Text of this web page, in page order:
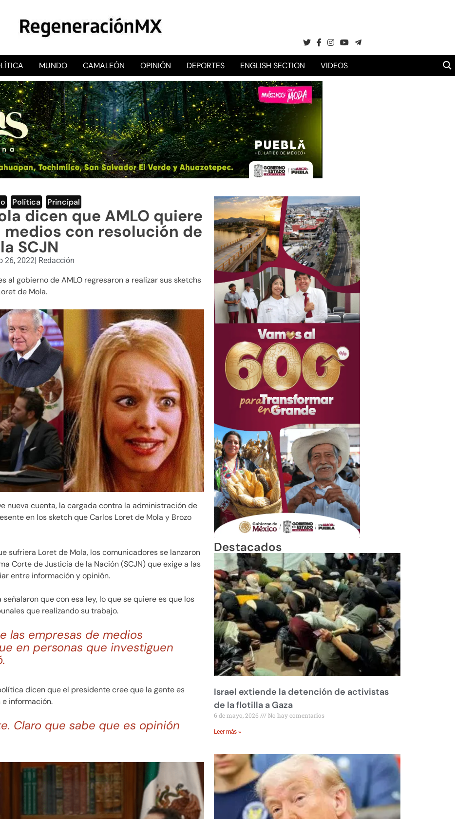
RegeneraciónMX
Sitio de noticias libre e independiente
MUNDO CAMALEÓN OPINIÓN DEPORTES ENGLISH SECTION VIDEOS
Política Principal
dicen que AMLO quiere
con resolución de
la SCJN
26, 2022 Redacción
al gobierno de AMLO regresaron a realizar sus sketchs
de Mola.
nueva cuenta, la cargada contra la administración de
en los sketch que Carlos Loret de Mola y Brozo
sufriera Loret de Mola, los comunicadores se lanzaron
Corte de Justicia de la Nación (SCJN) que exige a las
entre información y opinión.
que con esa ley, lo que se quiere es que los
que realizando su trabajo.
las empresas de medios
en personas que investiguen
dicen que el presidente cree que la gente es
información.
Claro que sabe que es opinión
Destacados
Israel extiende la detención de activistas
de la flotilla a Gaza
6 de mayo, 2026 No hay comentarios
Leer más »